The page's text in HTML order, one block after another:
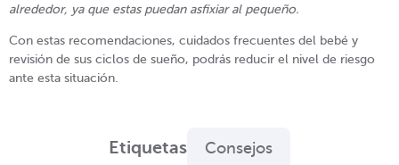
alrededor, ya que estas puedan asfixiar al pequeño.
Con estas recomendaciones, cuidados frecuentes del bebé y
revisión de sus ciclos de sueño, podrás reducir el nivel de riesgo
ante esta situación.
Etiquetas Consejos